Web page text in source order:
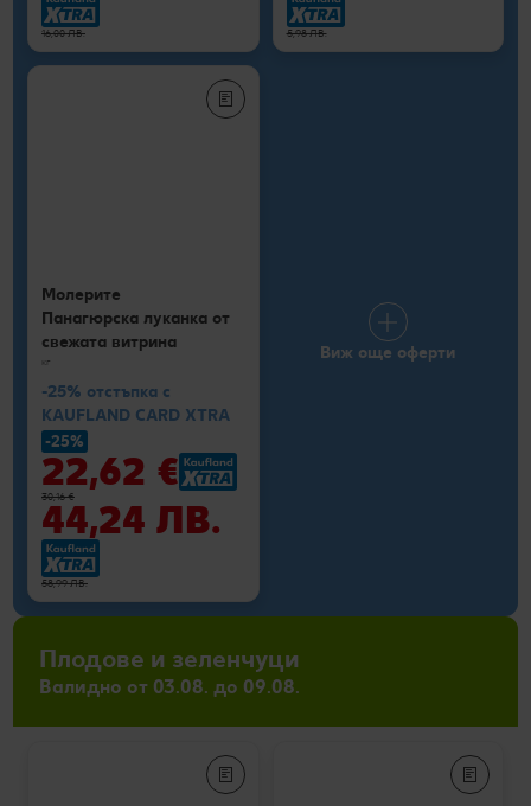
16,00 ЛВ. 5,98 ЛВ.
Молерите
Панагюрска луканка от
свежата витрина
кг
-25% отстъпка с
KAUFLAND CARD XTRA
-25%
22,62 €
30,16 €
44,24 ЛВ.
58,99 ЛВ.
Виж още оферти
Плодове и зеленчуци
Валидно от 03.08. до 09.08.